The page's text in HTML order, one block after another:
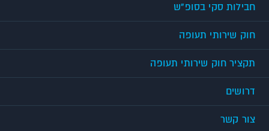
חבילות סקי בסופ"ש
חוק שירותי תעופה
תקציר חוק שירותי תעופה
דרושים
צור קשר